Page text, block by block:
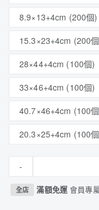
8.9×13+4cm (200個)
15.3×23+4cm (200
28×44+4cm (100個)
33×46+4cm (100個)
40.7×46+4cm (100
20.3×25+4cm (100
-
全店 滿額免運會員專